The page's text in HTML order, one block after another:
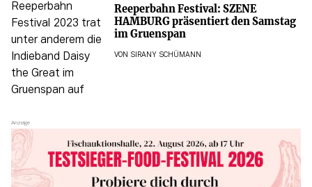
Reeperbahn Festival: SZENE
HAMBURG präsentiert den Samstag
im Gruenspan
VON SIRANY SCHÜMANN